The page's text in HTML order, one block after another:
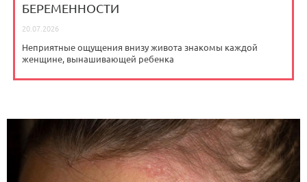
БЕРЕМЕННОСТИ
20.07.2026
Неприятные ощущения внизу живота знакомы каждой
женщине, вынашивающей ребенка